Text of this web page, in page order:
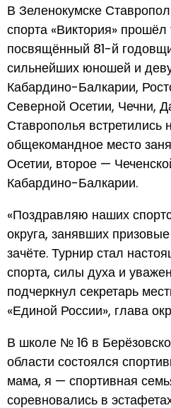
В Зеленокумске
спорта «Виктория»
посвящённый 81-й
сильнейших юношей и
Кабардино-Балкарии,
Северной Осетии, Чечни,
Ставрополья встретились
общекомандное место
Осетии, второе —
Кабардино-Балкарии.
«Поздравляю наших
округа, занявших
зачёте. Турнир стал
спорта, силы духа и
подчеркнул секретарь
«Единой России», глава
В школе № 16 в
области состоялся
мама, я — спортивная
соревновались в